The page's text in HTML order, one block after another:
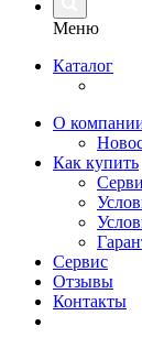
Меню
Каталог
О
Как купить
Сервис
Отзывы
Контакты